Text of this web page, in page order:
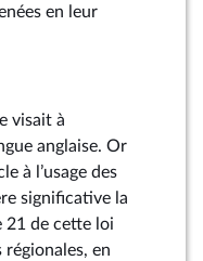
en leur
visait à
anglaise. Or
à l’usage des
significative la
21 de cette loi
en